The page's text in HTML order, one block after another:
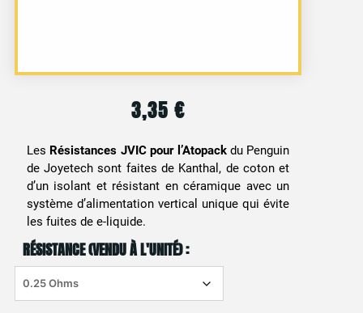
3,35 €
Les Résistances JVIC pour l’Atopackdu Penguin
de Joyetech sont faites de Kanthal, de coton et
d’un isolant et résistant en céramique avec un
système d’alimentation vertical unique qui évite
les fuites de e-liquide.
RÉSISTANCE (VENDU À L'UNITÉ) :